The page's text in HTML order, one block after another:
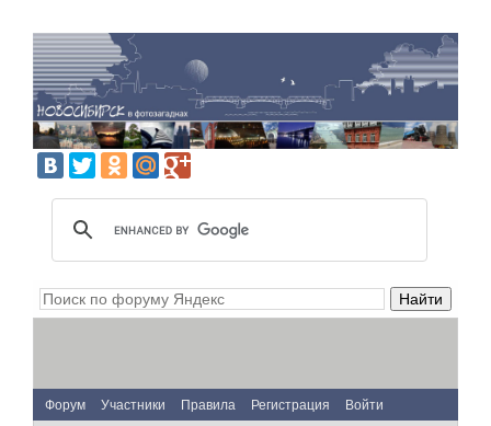
Форум Участники Правила Регистрация Войти